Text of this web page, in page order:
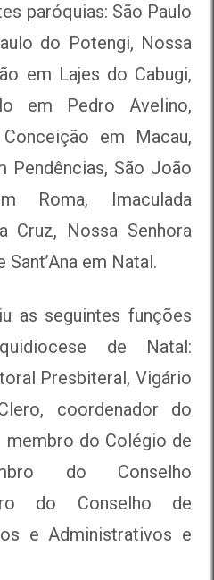
paróquias: São Paulo
do Potengi, Nossa
em Lajes do Cabugi,
em Pedro Avelino,
em Macau,
Pendências, São João
Roma, Imaculada
Cruz, Nossa Senhora
em Natal.
as seguintes funções
de Natal:
Presbiteral, Vigário
coordenador do
do Colégio de
do Conselho
do Conselho de
e Administrativos e